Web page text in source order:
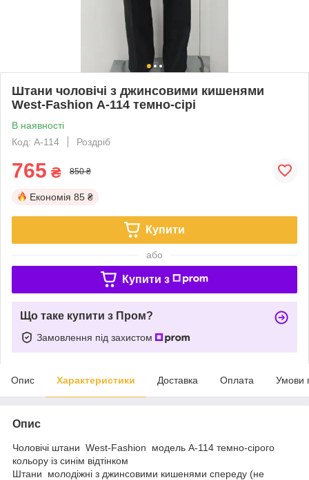
Штани чоловічі з джинсовими кишенями
West-Fashion А-114 темно-сірі
В наявності
Код: А-114
Роздріб
765 ₴ 850 ₴
Економія 85 ₴
Купити
або
Купити з
Що таке купити з Пром?
Замовлення під захистом
Опис Характеристики Доставка Оплата Умови
Опис
Чоловічі штани West-Fashion модель А-114 темно-сірого
кольору із синім відтінком
Штани молодіжні з джинсовими кишенями спереду (не